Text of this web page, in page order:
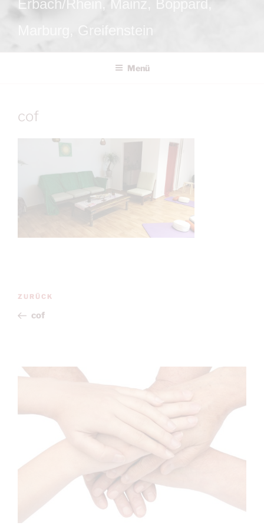
Erbach/Rhein, Mainz, Boppard,
Marburg, Greifenstein
Menü
cof
Beitragsnavigation
Vorheriger
Beitrag
ZURÜCK
cof